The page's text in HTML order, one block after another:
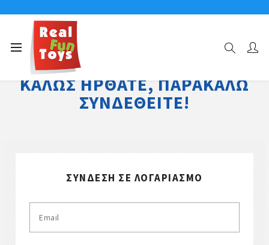
ΚΑΛΏΣ ΉΡΘΑΤΕ, ΠΑΡΑΚΑΛΏ
ΣΥΝΔΕΘΕΊΤΕ!
ΣΎΝΔΕΣΗ ΣΕ ΛΟΓΑΡΙΑΣΜΌ